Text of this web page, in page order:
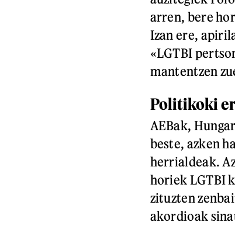
arren, bere
Izan ere,
«LGTBI
mantentzen
Politikoki
AEBak,
beste, azken
herrialdeak.
horiek LGTBI
zituzten
akordioak